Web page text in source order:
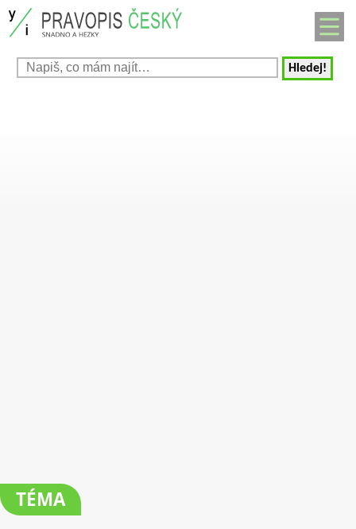
Hledej!
TÉMA